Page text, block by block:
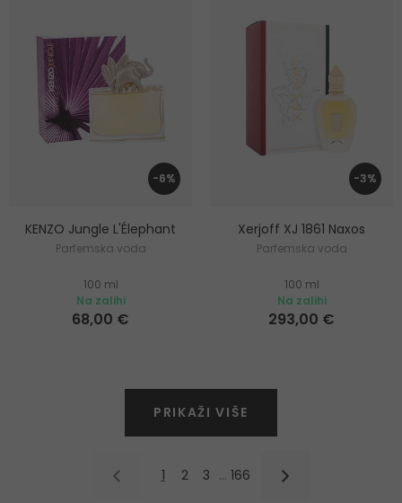
-6%
KENZO Jungle L'Élephant
Parfemska voda
100 ml
Na zalihi
68,00 €
-3%
Xerjoff XJ 1861 Naxos
Parfemska voda
100 ml
Na zalihi
293,00 €
PRIKAŽI VIŠE
1 2 3 … 166